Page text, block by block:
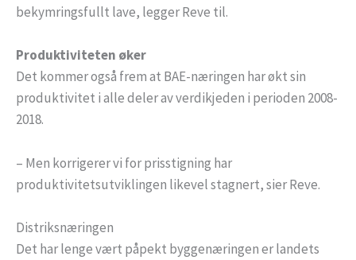
bekymringsfullt lave, legger Reve til.
Produktiviteten øker
Det kommer også frem at BAE-næringen har økt sin
produktivitet i alle deler av verdikjeden i perioden 2008-
2018.
– Men korrigerer vi for prisstigning har
produktivitetsutviklingen likevel stagnert, sier Reve.
Distriksnæringen
Det har lenge vært påpekt byggenæringen er landets